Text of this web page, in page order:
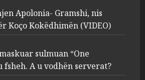
FOTO/ Persona të maskuar
sulmuan “One Albania”,
ngjarja u fsheh. A u vodhën
serverat?
Apolonia- Gramshi, nis
Koço Kokëdhimën (VIDEO)
sulmuan “One
fsheh. A u vodhën serverat?